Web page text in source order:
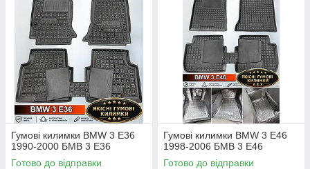
BMW 5 E39 1995-2003
BMW 5 E60 2003-2010
BMW 5 F07 GT xDrive 2009-2017
BMW 5 F10 sDrive 2010-2013
BMW 5 F10 sDrive 2013-2016
BMW 5 F11 sDrive 2010-2013
BMW 5 F11 sDrive 2013-2016
BMW 5 G30 2017-...
BMW 7 F01 Short задній привод 2008-2015
Гумові килимки BMW 3 E36
1990-2000 БМВ 3 Е36
Готово до відправки
Гумові килимки BMW 3 E46
1998-2006 БМВ 3 Е46
Готово до відправки